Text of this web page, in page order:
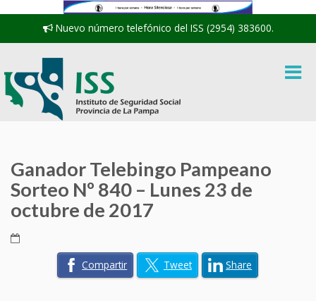
Nuevo número telefónico del ISS (2954) 383600.
Ganador Telebingo Pampeano
Sorteo Nº 840 – Lunes 23 de
octubre de 2017
Compartir Tweet Share